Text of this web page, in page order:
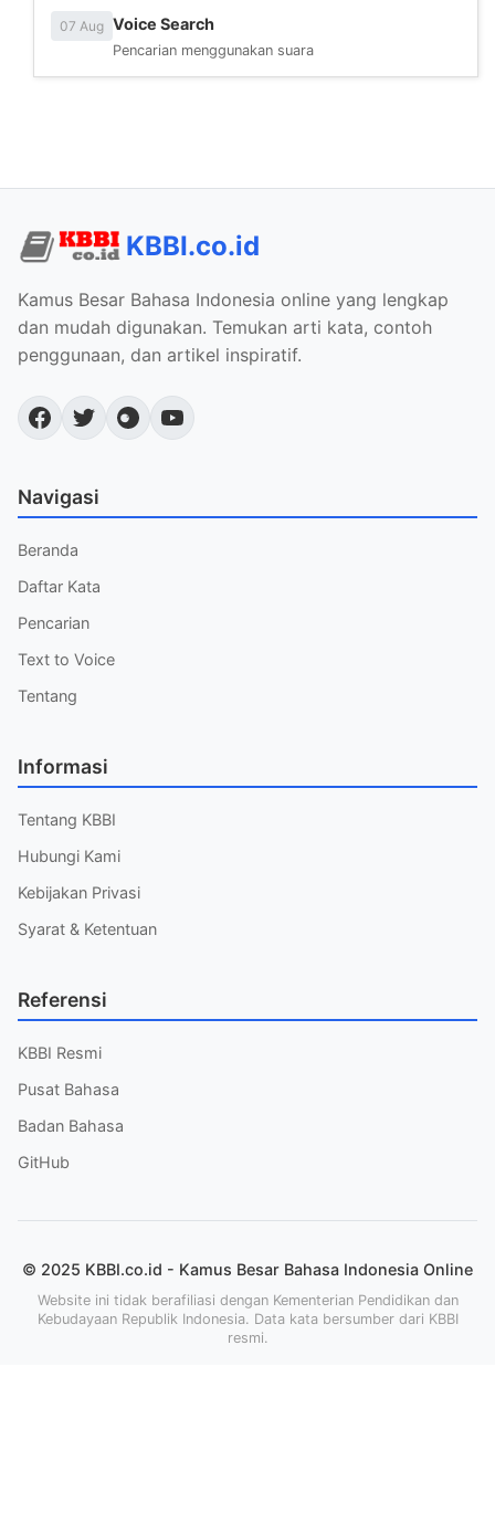
07 Aug Voice Search
Pencarian menggunakan suara
KBBI.co.id
Kamus Besar Bahasa Indonesia online yang lengkap
dan mudah digunakan. Temukan arti kata, contoh
penggunaan, dan artikel inspiratif.
Navigasi
Beranda
Daftar Kata
Pencarian
Text to Voice
Tentang
Informasi
Tentang KBBI
Hubungi Kami
Kebijakan Privasi
Syarat & Ketentuan
Referensi
KBBI Resmi
Pusat Bahasa
Badan Bahasa
GitHub
© 2025 KBBI.co.id - Kamus Besar Bahasa Indonesia Online
Website ini tidak berafiliasi dengan Kementerian Pendidikan dan
Kebudayaan Republik Indonesia. Data kata bersumber dari KBBI
resmi.